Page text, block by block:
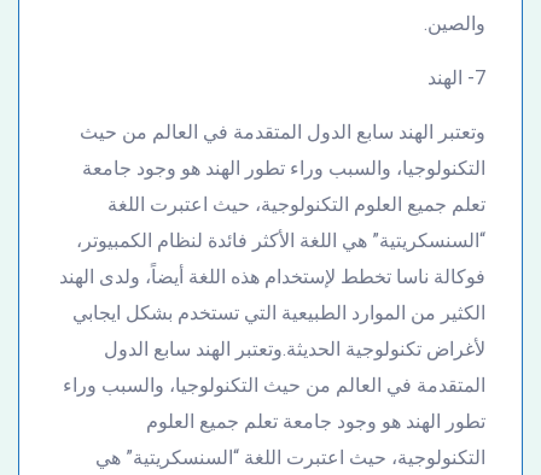
والصين.
7- الهند
وتعتبر الهند سابع الدول المتقدمة في العالم من حيث
التكنولوجيا، والسبب وراء تطور الهند هو وجود جامعة
تعلم جميع العلوم التكنولوجية، حيث اعتبرت اللغة
“السنسكريتية” هي اللغة الأكثر فائدة لنظام الكمبيوتر،
فوكالة ناسا تخطط لإستخدام هذه اللغة أيضاً، ولدى الهند
الكثير من الموارد الطبيعية التي تستخدم بشكل ايجابي
لأغراض تكنولوجية الحديثة.وتعتبر الهند سابع الدول
المتقدمة في العالم من حيث التكنولوجيا، والسبب وراء
تطور الهند هو وجود جامعة تعلم جميع العلوم
التكنولوجية، حيث اعتبرت اللغة “السنسكريتية” هي